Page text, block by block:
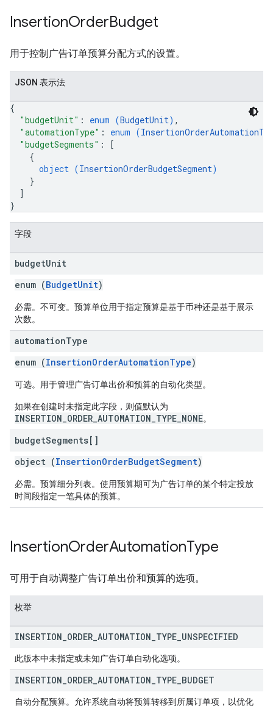
InsertionOrderBudget
用于控制广告订单预算分配方式的设置。
JSON 表示法
{
"budgetUnit" : enum (BudgetUnit) ,
"automationType" : enum (
"budgetSegments" :
[
{
object (InsertionOrderBudgetSegment)
}
]
}
字段
budgetUnit
enum (BudgetUnit)
必需。不可变。预算单位用于指定预算是基于币种还是基于展示
次数。
automationType
enum (InsertionOrderAutomationType)
可选。用于管理广告订单出价和预算的自动化类型。
如果在创建时未指定此字段，则值默认为
INSERTION_ORDER_AUTOMATION_TYPE_NONE。
budgetSegments[]
object (InsertionOrderBudgetSegment)
必需。预算细分列表。使用预算期可为广告订单的某个特定投放
时间段指定一笔具体的预算。
InsertionOrderAutomationType
可用于自动调整广告订单出价和预算的选项。
枚举
INSERTION ORDER AUTOMATION TYPE UNSPECIFIED
此版本中未指定或未知广告订单自动化选项。
INSERTION ORDER AUTOMATION TYPE BUDGET
自动分配预算。允许系统自动将预算转移到所属订单项，以优化